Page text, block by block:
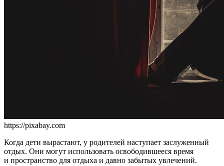
https://pixabay.com
Когда дети вырастают, у родителей наступает заслуженный
отдых. Они могут использовать освободившееся время
и пространство для отдыха и давно забытых увлечений.